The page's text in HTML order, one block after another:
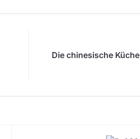
Die chinesische Küche